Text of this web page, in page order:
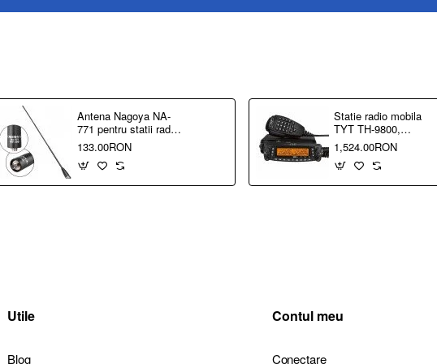
Antena Nagoya NA-
771 pentru statii radio
portabile - Conexiune
antena SMA-Female
133.00RON
Statie radio mobila
TYT TH-9800,
frecvente
29/50/144/430 MHz,
Quad Band, putere
1,524.00RON
Utile
Blog
Contul meu
Conectare